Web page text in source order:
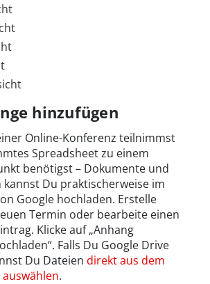
hinzufügen
Online-Konferenz teilnimmst
Spreadsheet zu einem
benötigst – Dokumente und
Du praktischerweise im
Google hochladen. Erstelle
Termin oder bearbeite einen
Klicke auf „Anhang
Falls Du Google Drive
Du Dateien direkt aus dem
.